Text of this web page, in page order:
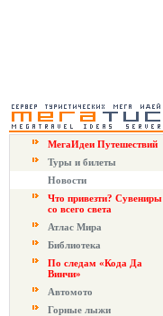
МегаИдеи Путешествий
Туры и билеты
Новости
Что привезти? Сувениры
со всего света
Атлас Мира
Библиотека
По следам «Кода Да
Винчи»
Автомото
Горные лыжи